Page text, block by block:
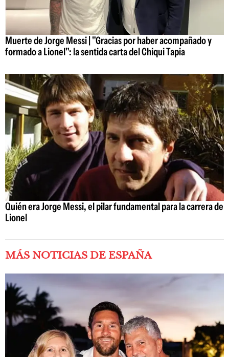
Muerte de Jorge Messi | "Gracias por haber acompañado y
formado a Lionel": la sentida carta del Chiqui Tapia
Quién era Jorge Messi, el pilar fundamental para la carrera de
Lionel
MÁS NOTICIAS DE ESPAÑA